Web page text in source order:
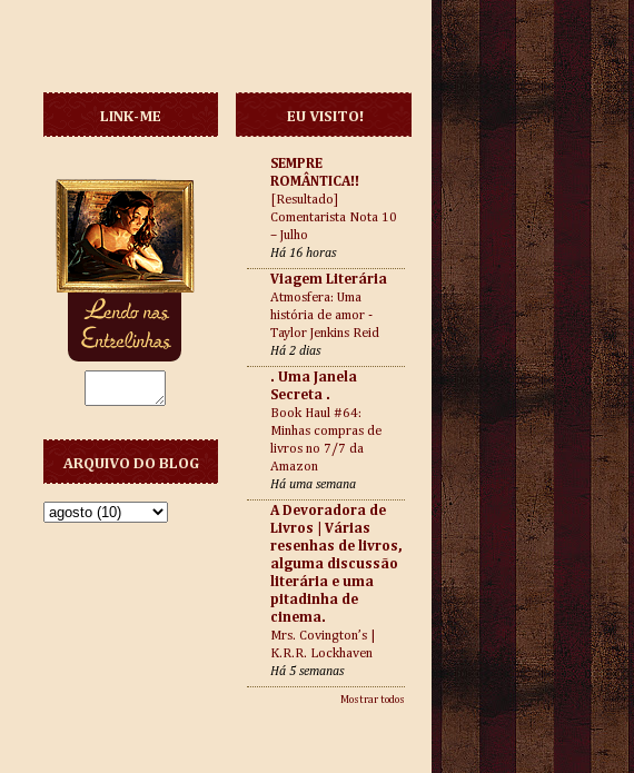
LINK-ME
ARQUIVO DO BLOG
EU VISITO!
SEMPRE
ROMÂNTICA!!
[Resultado]
Comentarista Nota 10
– Julho
Há 16 horas
Viagem Literária
Atmosfera: Uma
história de amor -
Taylor Jenkins Reid
Há 2 dias
. Uma Janela
Secreta .
Book Haul #64:
Minhas compras de
livros no 7/7 da
Amazon
Há uma semana
A Devoradora de
Livros | Várias
resenhas de livros,
alguma discussão
literária e uma
pitadinha de
cinema.
Mrs. Covington’s |
K.R.R. Lockhaven
Há 5 semanas
Mostrar todos